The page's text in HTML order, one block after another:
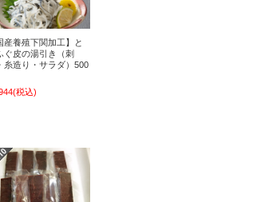
産養殖下関加工】と
ぐ皮の湯引き（刺
糸造り・サラダ）500
(税込)